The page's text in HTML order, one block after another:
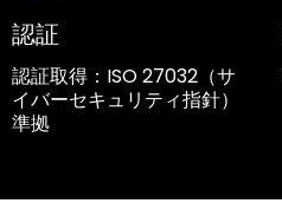
認証
認証取得：ISO 27032（サ
イバーセキュリティ指針）
準拠